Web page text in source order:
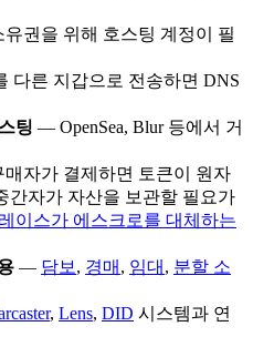
권을 위해 호스팅 계정이 필
다른 지갑으로 전송하면 DNS
팅 — OpenSea, Blur 등에서 거
자가 결제하면 토큰이 원자
간자가 자산을 보관할 필요가
이스가 에스크로를 대체하는
— 담보 , 경매 , 임대 , 분할 소
, Lens, DID 시스템과 연